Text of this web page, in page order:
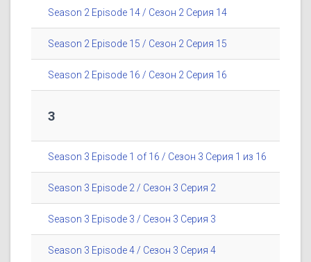
Season 2 Episode 14 / Сезон 2 Серия 14
Season 2 Episode 15 / Сезон 2 Серия 15
Season 2 Episode 16 / Сезон 2 Серия 16
3
Season 3 Episode 1 of 16 / Сезон 3 Серия 1 из 16
Season 3 Episode 2 / Сезон 3 Серия 2
Season 3 Episode 3 / Сезон 3 Серия 3
Season 3 Episode 4 / Сезон 3 Серия 4